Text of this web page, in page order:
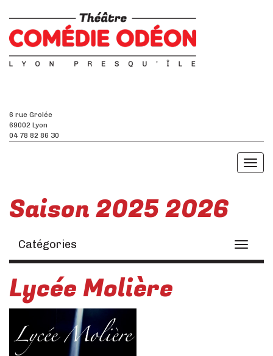
6 rue Grolée
69002 Lyon
04 78 82 86 30
Toggle
Saison 2025 2026
Toggle
Catégories
Lycée Molière